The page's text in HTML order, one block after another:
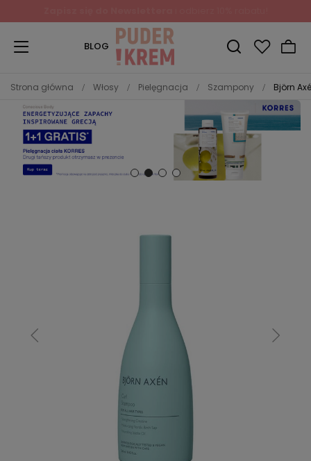
BLOG
Strona główna Włosy Pielęgnacja Szampony Björn